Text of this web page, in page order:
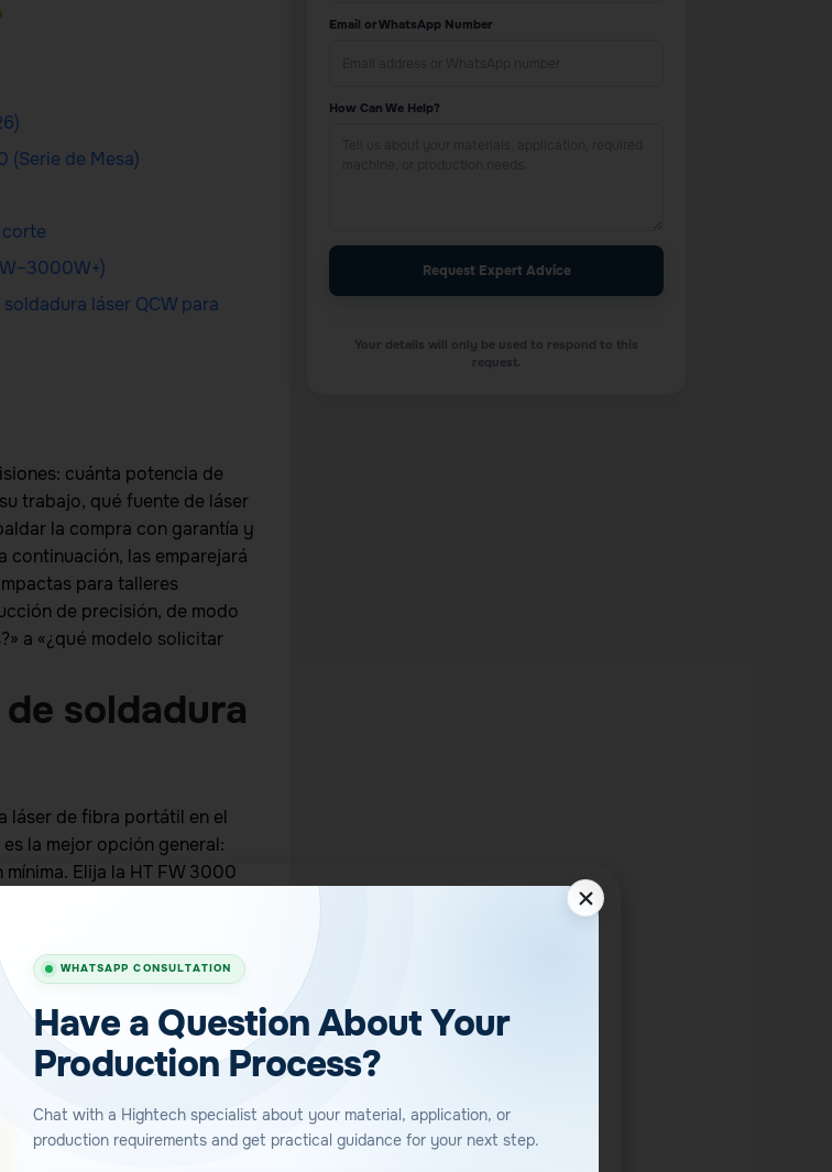
(Serie de Mesa)
láser QCW para
cuánta potencia de
trabajo, qué fuente de láser
la compra con garantía y
continuación, las emparejará
para talleres
de precisión, de modo
a «¿qué modelo solicitar
soldadura
láser de fibra portátil en el
la mejor opción general:
Elija la HT FW 3000
para la producción
láser QCW para joyería fina y
la
para
Email or WhatsApp Number
How Can We Help?
Request Expert Advice
Your details will only be used to respond to this
request.
WHATSAPP CONSULTATION
Have a Question About Your
Production Process?
Chat with a Hightech specialist about your material, application, or
production requirements and get practical guidance for your next step.